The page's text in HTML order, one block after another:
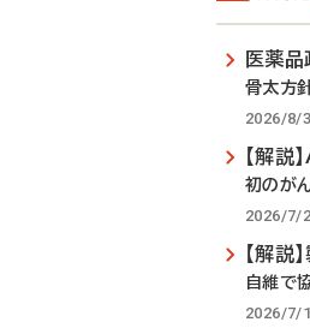
医薬
骨太方
2026/8/
【解説
初のが
2026/7/
【解説
自維で
2026/7/